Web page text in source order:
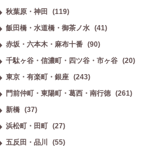
八幡駅) ミヤビ (あざみ野駅東
秋葉原・神田
(119)
飯田橋・水道橋・御茶ノ水
(41)
赤坂・六本木・麻布十番
(90)
千駄ヶ谷・信濃町・四ツ谷・市ヶ谷
(20)
東京・有楽町・銀座
(243)
門前仲町・東陽町・葛西・南行徳
(261)
新橋
(37)
浜松町・田町
(27)
五反田・品川
(55)